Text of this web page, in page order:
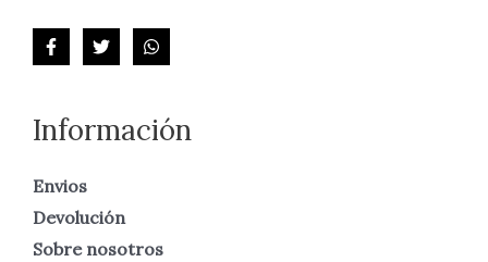
Información
Envios
Devolución
Sobre nosotros